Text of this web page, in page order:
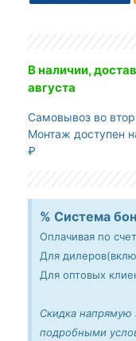
В наличии,
августа
Самовывоз во
Монтаж доступен
₽
% Система
Оплачивая по
Для
Для оптовых
Скидка напрямую
подробными